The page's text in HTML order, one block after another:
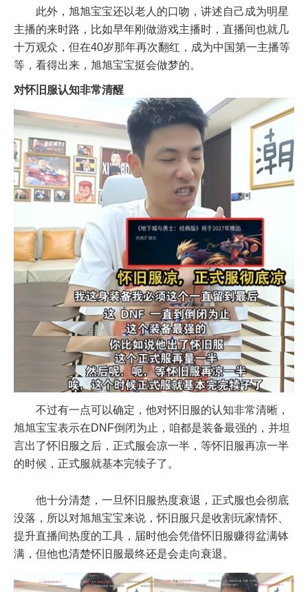
此外，旭旭宝宝还以老人的口吻，讲述自己成为明星
主播的来时路，比如早年刚做游戏主播时，直播间也就几
十万观众，但在40岁那年再次翻红，成为中国第一主播等
等，看得出来，旭旭宝宝挺会做梦的。
对怀旧服认知非常清醒
不过有一点可以确定，他对怀旧服的认知非常清晰，
旭旭宝宝表示在DNF倒闭为止，咱都是装备最强的，并坦
言出了怀旧服之后，正式服会凉一半，等怀旧服再凉一半
的时候，正式服就基本完犊子了。
他十分清楚，一旦怀旧服热度衰退，正式服也会彻底
没落，所以对旭旭宝宝来说，怀旧服只是收割玩家情怀、
提升直播间热度的工具，届时他会凭借怀旧服赚得盆满钵
满，但他也清楚怀旧服最终还是会走向衰退。